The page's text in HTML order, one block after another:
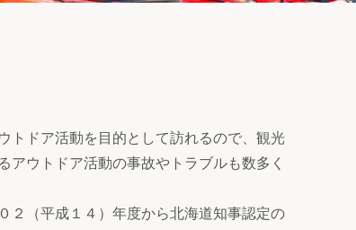
トドア活動を目的として訪れるので、観光
ウトドア活動の事故やトラブルも数多く
２（平成１４）年度から北海道知事認定の